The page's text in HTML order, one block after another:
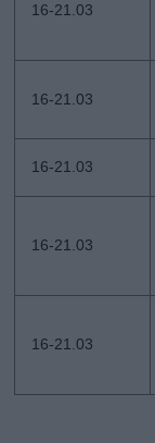
16-21.03
16-21.03
16-21.03
16-21.03
16-21.03